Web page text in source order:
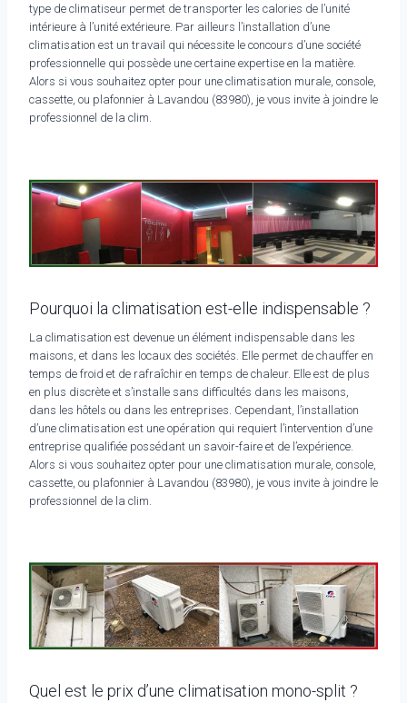
type de climatiseur permet de transporter les calories de l’unité
intérieure à l’unité extérieure. Par ailleurs l’installation d’une
climatisation est un travail qui nécessite le concours d’une société
professionnelle qui possède une certaine expertise en la matière.
Alors si vous souhaitez opter pour une climatisation murale, console,
cassette, ou plafonnier à Lavandou (83980), je vous invite à joindre le
professionnel de la clim.
Pourquoi la climatisation est-elle indispensable ?
La climatisation est devenue un élément indispensable dans les
maisons, et dans les locaux des sociétés. Elle permet de chauffer en
temps de froid et de rafraîchir en temps de chaleur. Elle est de plus
en plus discrète et s’installe sans difficultés dans les maisons,
dans les hôtels ou dans les entreprises. Cependant, l’installation
d’une climatisation est une opération qui requiert l’intervention d’une
entreprise qualifiée possédant un savoir-faire et de l’expérience.
Alors si vous souhaitez opter pour une climatisation murale, console,
cassette, ou plafonnier à Lavandou (83980), je vous invite à joindre le
professionnel de la clim.
Quel est le prix d’une climatisation mono-split ?